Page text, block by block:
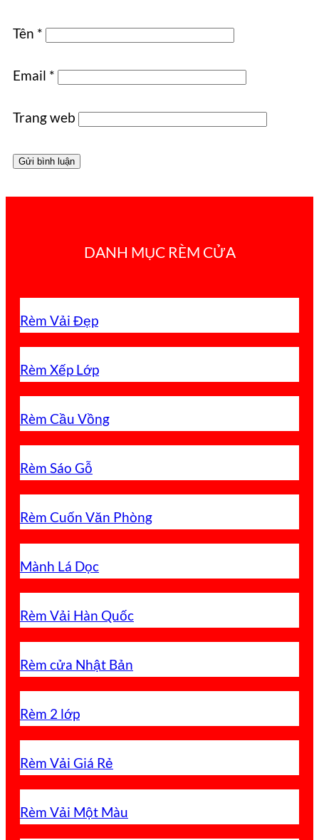
Tên *
Email *
Trang web
DANH MỤC RÈM CỬA
Rèm Vải Đẹp
Rèm Xếp Lớp
Rèm Cầu Vồng
Rèm Sáo Gỗ
Rèm Cuốn Văn Phòng
Mành Lá Dọc
Rèm Vải Hàn Quốc
Rèm cửa Nhật Bản
Rèm 2 lớp
Rèm Vải Giá Rẻ
Rèm Vải Một Màu